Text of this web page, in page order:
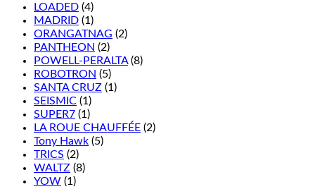
LOADED (4)
MADRID (1)
ORANGATNAG (2)
PANTHEON (2)
POWELL-PERALTA (8)
ROBOTRON (5)
SANTA CRUZ (1)
SEISMIC (1)
SUPER7 (1)
LA ROUE CHAUFFÉE (2)
Tony Hawk (5)
TRICS (2)
WALTZ (8)
YOW (1)